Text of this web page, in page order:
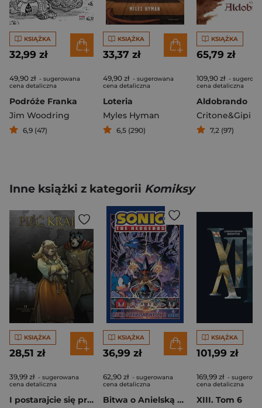
KSIĄŻKA
32,99 zł
49,90 zł - sugerowana
cena detaliczna
Podróże Franka
Jim Woodring
6,9 (47)
KSIĄŻKA
33,37 zł
49,90 zł - sugerowana
cena detaliczna
Loteria
Myles Hyman
6,5 (290)
KSIĄŻKA
65,79 zł
109,90 zł -
cena detaliczna
Aldobrando
Critone&Gipi
7,2 (97)
Inne książki z kategorii Komiksy
KSIĄŻKA
28,51 zł
39,99 zł - sugerowana
cena detaliczna
I postarajcie się przeżyć. Pięć Krain. Tom 13
KSIĄŻKA
36,99 zł
62,90 zł - sugerowana
cena detaliczna
Bitwa o Anielską Wyspę 2. Sonic the Hedgehog. Tom 6 wyd. 2
KSIĄŻKA
101,99 zł
169,99 zł -
cena detaliczna
XIII. Tom 6